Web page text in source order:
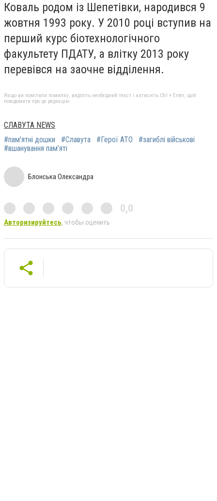
Коваль родом із Шепетівки, народився 9
жовтня 1993 року. У 2010 році вступив на
перший курс біотехнологічного
факультету ПДАТУ, а влітку 2013 року
перевівся на заочне відділення.
Якщо ви помітили помилку, виділіть необхідний текст і натисніть Ctrl + Enter, щоб
повідомити про це редакцію
СЛАВУТА NEWS
#пам'ятні дошки
#Славута #Герої АТО
#загиблі військові
#вшанування пам'яті
Блонська Олександра
0,0
Авторизируйтесь, чтобы оценить